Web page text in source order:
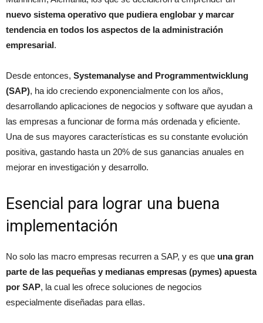
nuevo sistema operativo que pudiera englobar y marcar
tendencia en todos los aspectos de la administración
empresarial.
Desde entonces, Systemanalyse and Programmentwicklung
(SAP), ha ido creciendo exponencialmente con los años,
desarrollando aplicaciones de negocios y software que ayudan a
las empresas a funcionar de forma más ordenada y eficiente.
Una de sus mayores características es su constante evolución
positiva, gastando hasta un 20% de sus ganancias anuales en
mejorar en investigación y desarrollo.
Esencial para lograr una buena
implementación
No solo las macro empresas recurren a SAP, y es que una gran
parte de las pequeñas y medianas empresas (pymes) apuesta
por SAP, la cual les ofrece soluciones de negocios
especialmente diseñadas para ellas.